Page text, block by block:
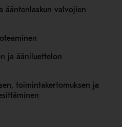
ääntenlaskun valvojien
ja ääniluettelon
toimintakertomuksen ja